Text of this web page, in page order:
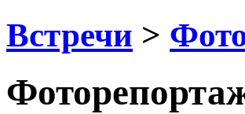
Встречи >